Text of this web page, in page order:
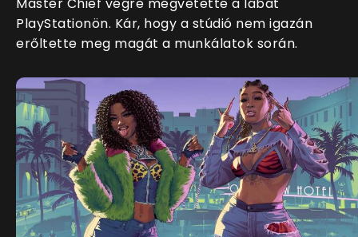
PlayStationön. Kár, hogy a stúdió nem igazán
erőltette meg magát a munkálatok során.